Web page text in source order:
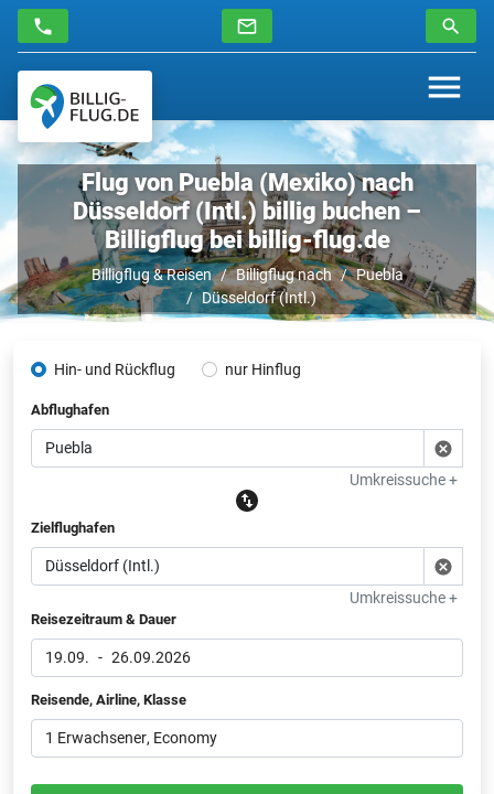
Flug von Puebla (Mexiko) nach
Düsseldorf (Intl.) billig buchen –
Billigflug bei billig-flug.de
Billigflug & Reisen Billigflug nach
Puebla
Düsseldorf (Intl.)
Hin- und Rückflug nur Hinflug
Abflughafen
Umkreissuche +
Zielflughafen
Umkreissuche +
Reisezeitraum & Dauer
19.09. - 26.09.2026
Reisende, Airline, Klasse
1 Erwachsener, Economy